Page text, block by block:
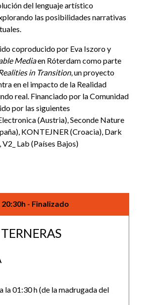
del lenguaje artístico
las posibilidades narrativas
coproducido por Eva Iszoro y
Mediaen Róterdam como parte
in Transition, un proyecto
en el impacto de la Realidad
real. Financiado por la Comunidad
por las siguientes
(Austria), Seconde Nature
KONTEJNER (Croacia), Dark
Lab (Países Bajos)
20:30h - Finalizado
la 01:30 h (de la madrugada del